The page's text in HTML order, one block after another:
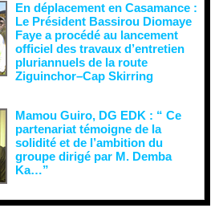
En déplacement en Casamance :
Le Président Bassirou Diomaye
Faye a procédé au lancement
officiel des travaux d’entretien
pluriannuels de la route
Ziguinchor–Cap Skirring
Mamou Guiro, DG EDK : “ Ce
partenariat témoigne de la
solidité et de l’ambition du
groupe dirigé par M. Demba
Ka…”